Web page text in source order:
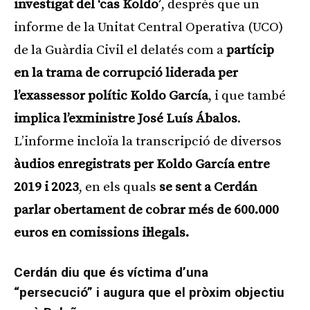
investigat del ‘cas Koldo’, després que un
informe de la Unitat Central Operativa (UCO)
de la Guàrdia Civil el delatés com apartícip
en la trama de corrupció liderada per
l’exassessor polític Koldo García, i que també
implica l’exministre José Luís Ábalos.
L’informe incloïa la transcripció de diversos
àudios enregistrats per Koldo García entre
2019 i 2023, en els quals se sent a Cerdán
parlar obertament de cobrar més de 600.000
euros en comissions il·legals.
Cerdán diu que és víctima d’una
“persecució” i augura que el pròxim objectiu